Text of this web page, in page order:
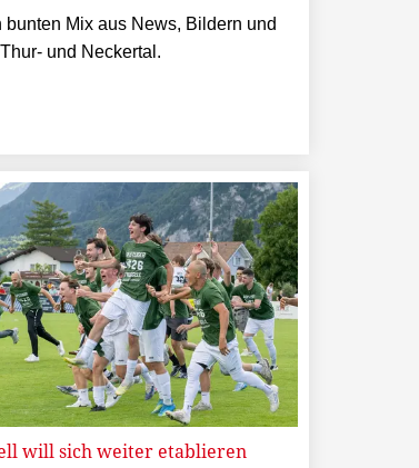
bunten Mix aus News, Bildern und
und Neckertal.
will sich weiter etablieren